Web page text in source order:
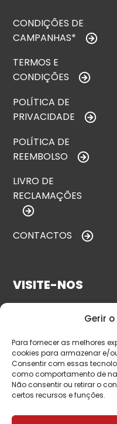
Gerir
Para fornecer as melhores
cookies para armazenar e/
Consentir com essas
como comportamento de
Não consentir ou retirar o
certos recursos e funções.
CONDIÇÕES DE
CAMPANHAS*
TERMOS E
CONDIÇÕES
POLÍTICA DE
PRIVACIDADE
POLÍTICA DE
REEMBOLSO
LIVRO DE
RECLAMAÇÕES
CONTACTOS
VISITE-NOS
© Copyright 2026